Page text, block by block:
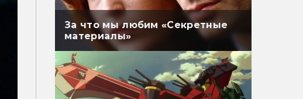
За что мы любим «Секретные
материалы»